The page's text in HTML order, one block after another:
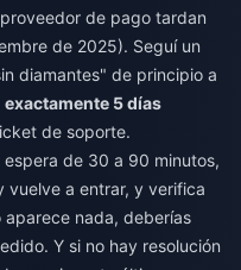
de pago tardan
de 2025). Seguí un
diamantes" de principio a
exactamente 5 días
de soporte.
de 30 a 90 minutos,
vuelve a entrar, y verifica
aparece nada, deberías
Y si no hay resolución